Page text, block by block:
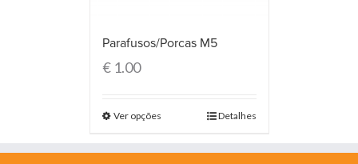
Parafusos/Porcas M5
€1.00
Ver opções Detalhes